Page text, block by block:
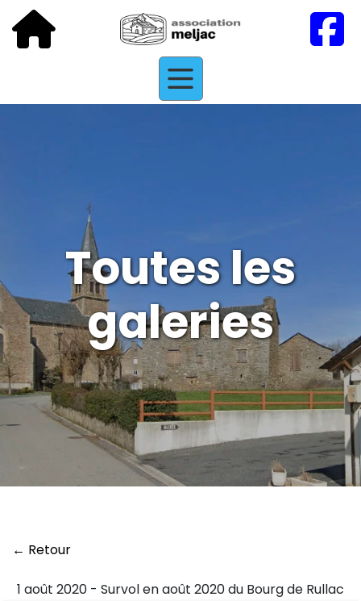
Toutes les
galeries
← Retour
1 août 2020 - Survol en août 2020 du Bourg de Rullac